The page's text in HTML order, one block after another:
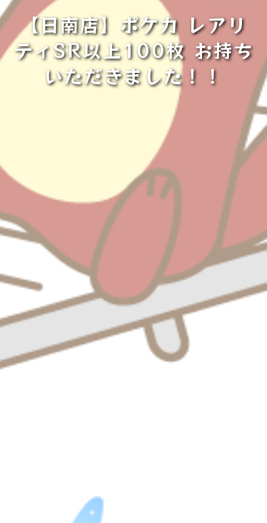
【日南店】ポケカ レアリ
ティSR以上100枚 お持ち
いただきました！！